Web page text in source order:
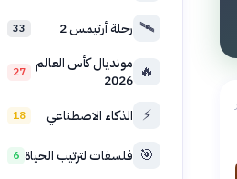
🛰️ رحلة أرتيمس 2 33
🔥 مونديال كأس العالم
2026
27
⚡ الذكاء الاصطناعي 18
🎯 فلسفات لترتيب الحياة 6